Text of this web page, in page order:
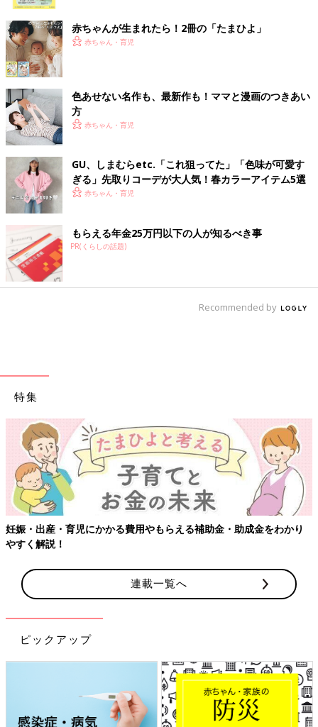
わざわざ離乳食用の食材を用意しなくてもいいので、家計的にも
いい面があります。買い物もラクになります。
これだけ覚えておけばOK！“取り分け離乳食”作りの
ポイント
“取り分け離乳食”を作るときに、おさえておきたいポイントを紹
介します。これだけマスターすれば、ほとんどの大人ごはんか
ら“取り分け離乳食”を作れます。
作る
じゃがいもやにんじん、ほうれん草など、赤ちゃんが食べられる
食材を使って、大人ごはんを作りましょう。魚・肉類は脂肪分が
少ない部位を選んで。
【ポイント２】取り分ける前は、油の使用は控えめに
赤ちゃんが生まれたら！2冊の「たまひよ」
赤ちゃん・育児
色あせない名作も、最新作も！ママと漫画のつきあい
方
赤ちゃん・育児
GU、しまむらetc.「これ狙ってた」「色味が可愛す
ぎる」先取りコーデが大人気！春カラーアイテム5選
赤ちゃん・育児
もらえる年金25万円以下の人が知るべき事
PR(くらしの話題)
Recommended by
特集
妊娠・出産・育児にかかる費用やもらえる補助金・助成金をわかり
やすく解説！
連載一覧へ
ピックアップ